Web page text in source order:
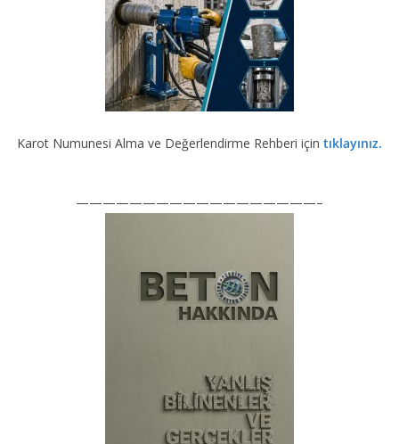
Karot Numunesi Alma ve Değerlendirme Rehberi için tıklayınız.
——————————————————–